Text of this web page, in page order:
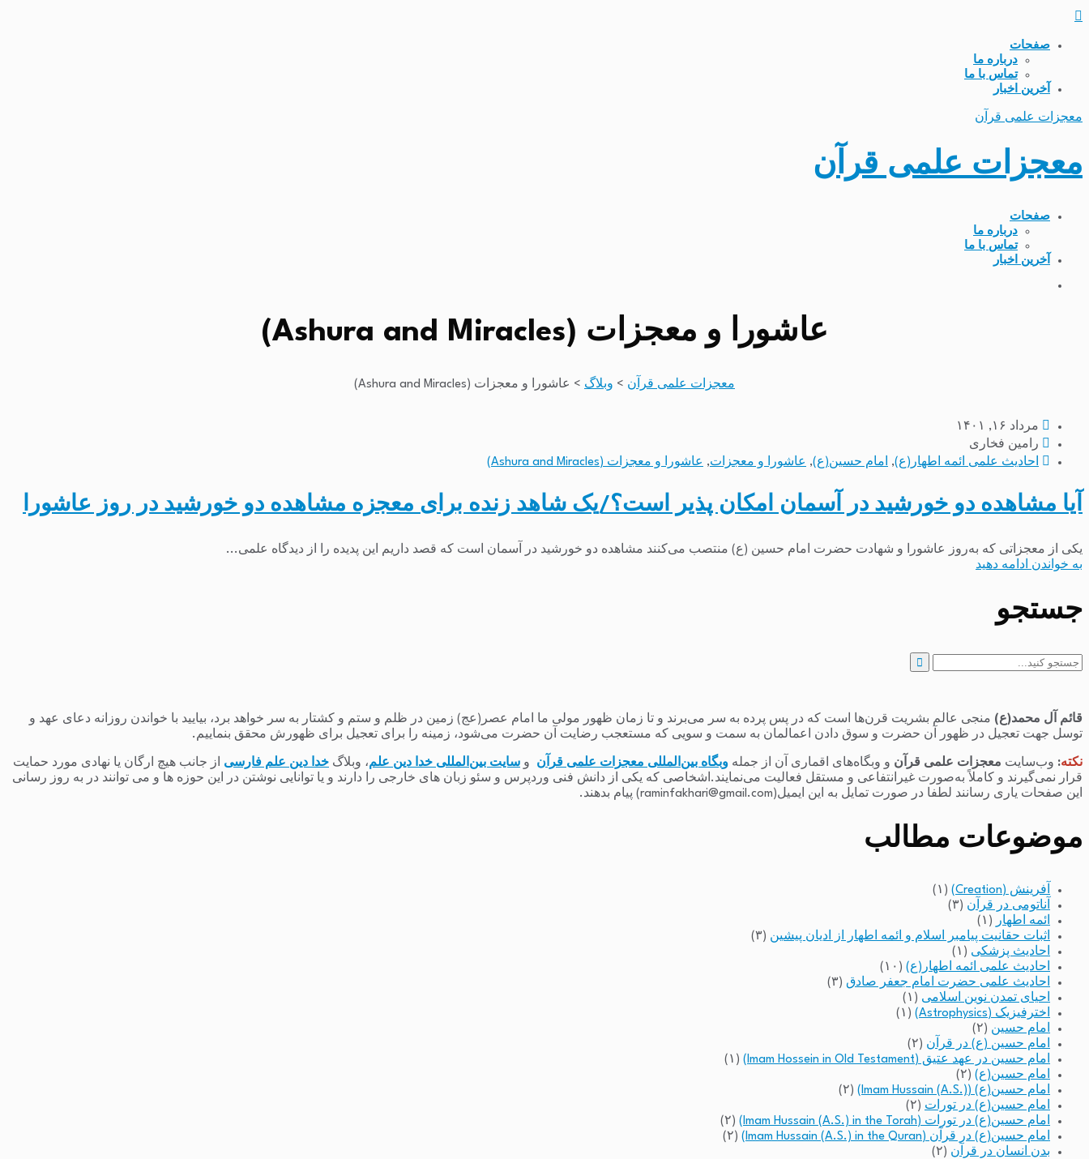
صفحات
درباره ما
تماس با ما
آخرین اخبار
معجزات علمی قرآن
معجزات علمی قرآن
صفحات
درباره ما
تماس با ما
آخرین اخبار
عاشورا و معجزات (Ashura and Miracles)
معجزات علمی قرآن > وبلاگ > عاشورا و معجزات (Ashura and Miracles)
مرداد ۱۶, ۱۴۰۱
رامین فخاری
احادیث علمی ائمه اطهار(ع), امام حسین(ع), عاشورا و معجزات, عاشورا و معجزات (Ashura and Miracles)
آیا مشاهده دو خورشید در آسمان امکان پذیر است؟/یک شاهد زنده برای معجزه مشاهده دو خورشید در روز عاشورا
یکی از معجزاتی که به‌روز عاشورا و شهادت حضرت امام حسین (ع) منتصب می‌کنند مشاهده دو خورشید در آسمان است که قصد داریم این پدیده را از دیدگاه علمی...
به خواندن ادامه دهید
جستجو
جستجو
قائم آل محمد(ع) منجی عالم بشریت قرن‌ها است که در پس پرده به سر می‌برند و تا زمان ظهور مولی ما امام عصر(عج) زمین در ظلم و ستم و کشتار به سر خواهد برد، بیایید با خواندن روزانه دعای عهد و
توسل جهت تعجیل در ظهور آن حضرت و سوق دادن اعمالمان به سمت و سویی که مستعجب رضایت آن حضرت می‌شود، زمینه را برای تعجیل برای ظهورش محقق بنماییم.
نکته: وب‌سایت معجزات علمی قرآن و وبگاه‌های اقماری آن از جمله وبگاه بین‌المللی معجزات علمی قرآن و سایت بین‌المللی خدا دین علم، وبلاگ خدا دین علم فارسی از جانب هیچ ارگان یا نهادی مورد حمایت
قرار نمی‌گیرند و کاملاً به‌صورت غیرانتفاعی و مستقل فعالیت می‌نمایند.اشخاصی که یکی از دانش فنی وردپرس و سئو زبان های خارجی را دارند و یا توانایی نوشتن در این حوزه ها و می توانند در به روز رسانی
این صفحات یاری رسانند لطفا در صورت تمایل به این ایمیل(raminfakhari@gmail.com) پیام بدهند.
موضوعات مطالب
آفرینش (Creation)
(۱)
آناتومی در قرآن (۳)
ائمه اطهار
(۱)
اثبات حقانیت پیامبر اسلام و ائمه اطهار از ادیان پیشین (۳)
احادیث پزشکی (۱)
احادیث علمی ائمه اطهار(ع) (۱۰)
احادیث علمی حضرت امام جعفر صادق (۳)
احیای تمدن نوین اسلامی (۱)
اخترفیزیک (Astrophysics)
(۱)
امام حسین (۲)
امام حسین (ع) در قرآن (۲)
امام حسین در عهد عتیق (Imam Hossein in Old Testament)
(۱)
امام حسین(ع) (۲)
امام حسین(ع) (Imam Hussain (A.S.))
(۲)
امام حسین(ع) در تورات (۲)
امام حسین(ع) در تورات (Imam Hussain (A.S.) in the Torah)
(۲)
امام حسین(ع) در قرآن (Imam Hussain (A.S.) in the Quran)
(۲)
بدن انسان در قرآن (۲)